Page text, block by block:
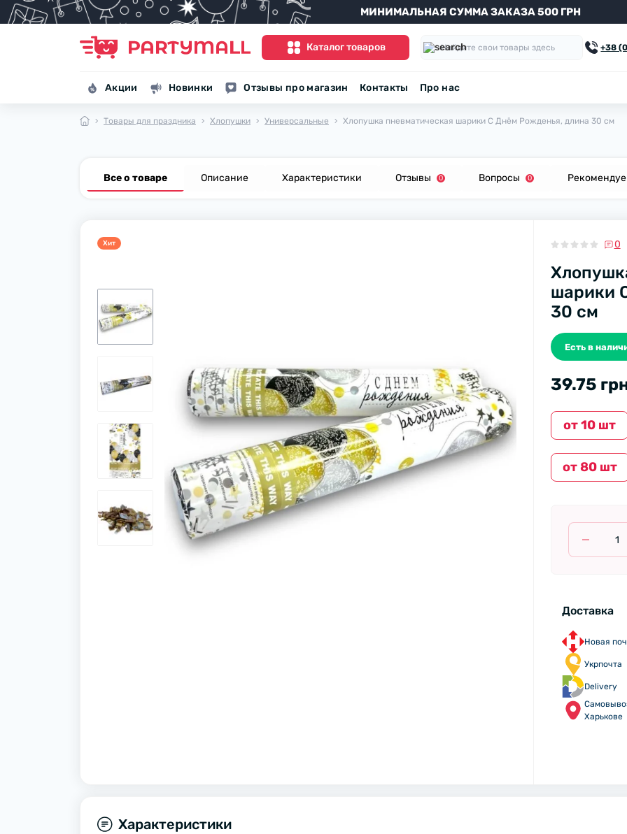
МИНИМАЛЬНАЯ СУММА ЗАКАЗА 500 ГРН
Каталог товаров +38
Акции Новинки Отзывы про магазин Контакты Про нас
Товары для праздника Хлопушки Универсальные Хлопушка пневматическая шарики С Днём Рожденья, длина 30 см
Все о товаре Описание Характеристики Отзывы 0 Вопросы 0
Хит 0
шарики
30 см
Есть в
39.75
от 10 шт
от 80 шт
Доставка
Новая
Укрпочта
Delivery
Харькове
Характеристики